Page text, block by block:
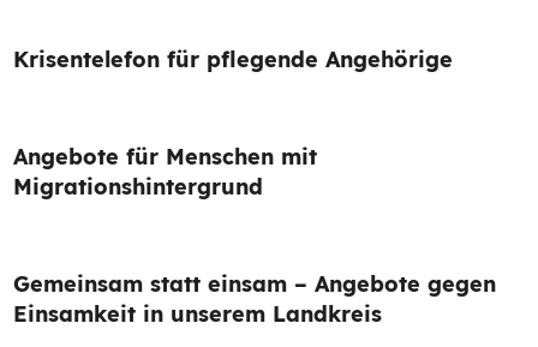
Krisentelefon für pflegende Angehörige
Angebote für Menschen mit
Migrationshintergrund
Gemeinsam statt einsam – Angebote gegen
Einsamkeit in unserem Landkreis